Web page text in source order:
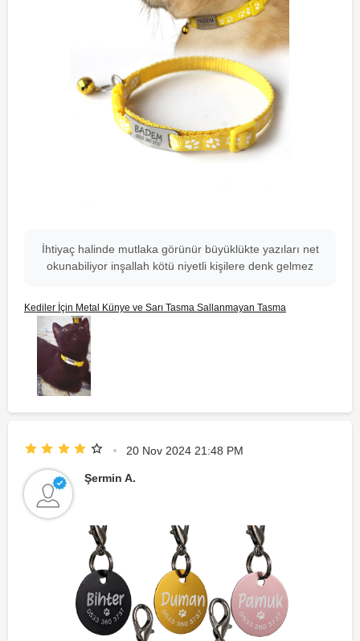
İhtiyaç halinde mutlaka görünür büyüklükte yazıları net
okunabiliyor inşallah kötü niyetli kişilere denk gelmez
Kediler İçin Metal Künye ve Sarı Tasma Sallanmayan Tasma
20 Nov 2024 21:48 PM
Şermin A.